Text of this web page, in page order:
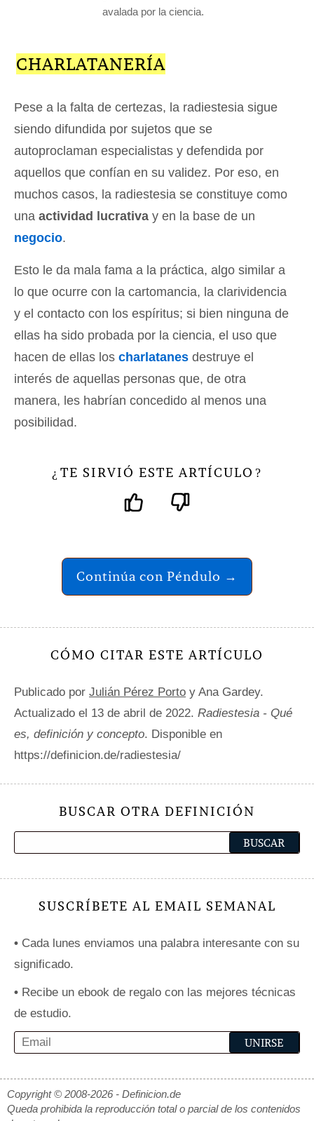
avalada por la ciencia.
CHARLATANERÍA
Pese a la falta de certezas, la radiestesia sigue
siendo difundida por sujetos que se
autoproclaman especialistas y defendida por
aquellos que confían en su validez. Por eso, en
muchos casos, la radiestesia se constituye como
una actividad lucrativa y en la base de un
negocio.
Esto le da mala fama a la práctica, algo similar a
lo que ocurre con la cartomancia, la clarividencia
y el contacto con los espíritus; si bien ninguna de
ellas ha sido probada por la ciencia, el uso que
hacen de ellas los charlatanes destruye el
interés de aquellas personas que, de otra
manera, les habrían concedido al menos una
posibilidad.
¿ TE SIRVIÓ ESTE ARTÍCULO ?
Continúa con Péndulo →
CÓMO CITAR ESTE ARTÍCULO
Publicado por Julián Pérez Porto y Ana Gardey.
Actualizado el 13 de abril de 2022. Radiestesia - Qué
es, definición y concepto. Disponible en
https://definicion.de/radiestesia/
BUSCAR OTRA DEFINICIÓN
SUSCRÍBETE AL EMAIL SEMANAL
• Cada lunes enviamos una palabra interesante con su
significado.
• Recibe un ebook de regalo con las mejores técnicas
de estudio.
Copyright © 2008-2026 - Definicion.de
Queda prohibida la reproducción total o parcial de los contenidos